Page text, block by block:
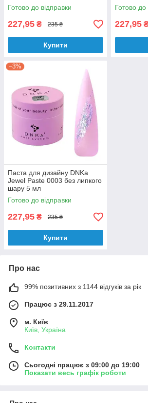
Готово до відправки
227,95 ₴ 235 ₴
Купити
Готово до
227,95
–3%
Паста для дизайну DNKa
Jewel Paste 0003 без липкого
шару 5 мл
Готово до відправки
227,95 ₴ 235 ₴
Купити
Про нас
99% позитивних з 1144 відгуків за рік
Працює з 29.11.2017
м. Київ
Київ, Україна
Контакти
Сьогодні працює з 09:00 до 19:00
Показати весь графік роботи